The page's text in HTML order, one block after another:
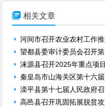
 相关文章
河间市召开农业农村工作
望都县委审计委员会召开
涞源县召开2025年重点项
秦皇岛市山海关区第十六
滦平县第十七届人民政府
高邑县召开巩固拓展脱贫